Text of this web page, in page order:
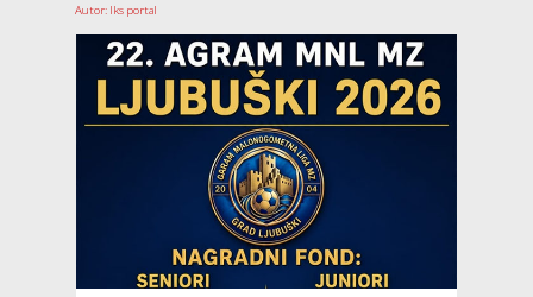
Autor: Iks portal